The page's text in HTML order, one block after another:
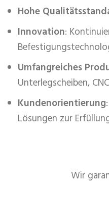
Hohe
Innovation:
Umfangreiches
Unterlegscheiben,
Kundenorientierung
Lösungen zur
Wir